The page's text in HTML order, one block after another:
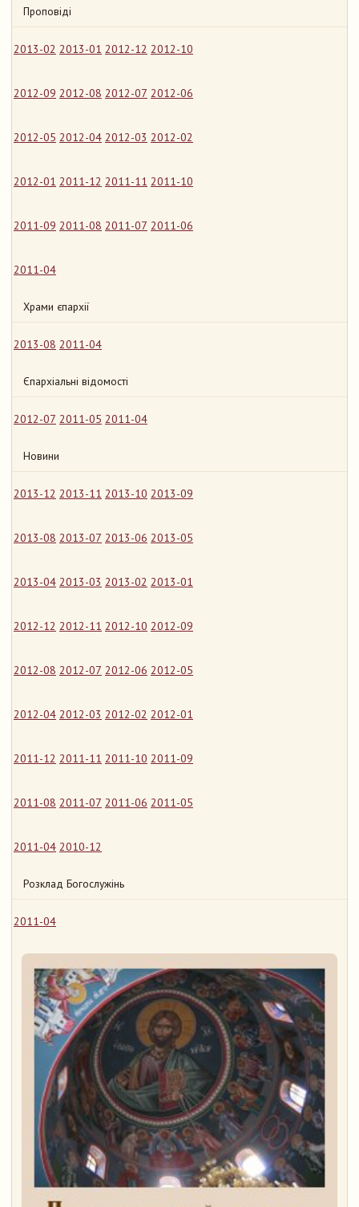
Проповіді
2013-02 2013-01 2012-12 2012-10
2012-09 2012-08 2012-07 2012-06
2012-05 2012-04 2012-03 2012-02
2012-01 2011-12 2011-11 2011-10
2011-09 2011-08 2011-07 2011-06
2011-04
Храми єпархії
2013-08 2011-04
Єпархіальні відомості
2012-07 2011-05 2011-04
Новини
2013-12 2013-11 2013-10 2013-09
2013-08 2013-07 2013-06 2013-05
2013-04 2013-03 2013-02 2013-01
2012-12 2012-11 2012-10 2012-09
2012-08 2012-07 2012-06 2012-05
2012-04 2012-03 2012-02 2012-01
2011-12 2011-11 2011-10 2011-09
2011-08 2011-07 2011-06 2011-05
2011-04 2010-12
Розклад Богослужінь
2011-04